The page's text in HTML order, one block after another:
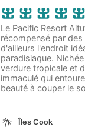
Le Pacific Resort
récompensé par
d'ailleurs l'endroit
paradisiaque.
verdure tropicale et
immaculé qui
beauté à couper le
Îles Cook